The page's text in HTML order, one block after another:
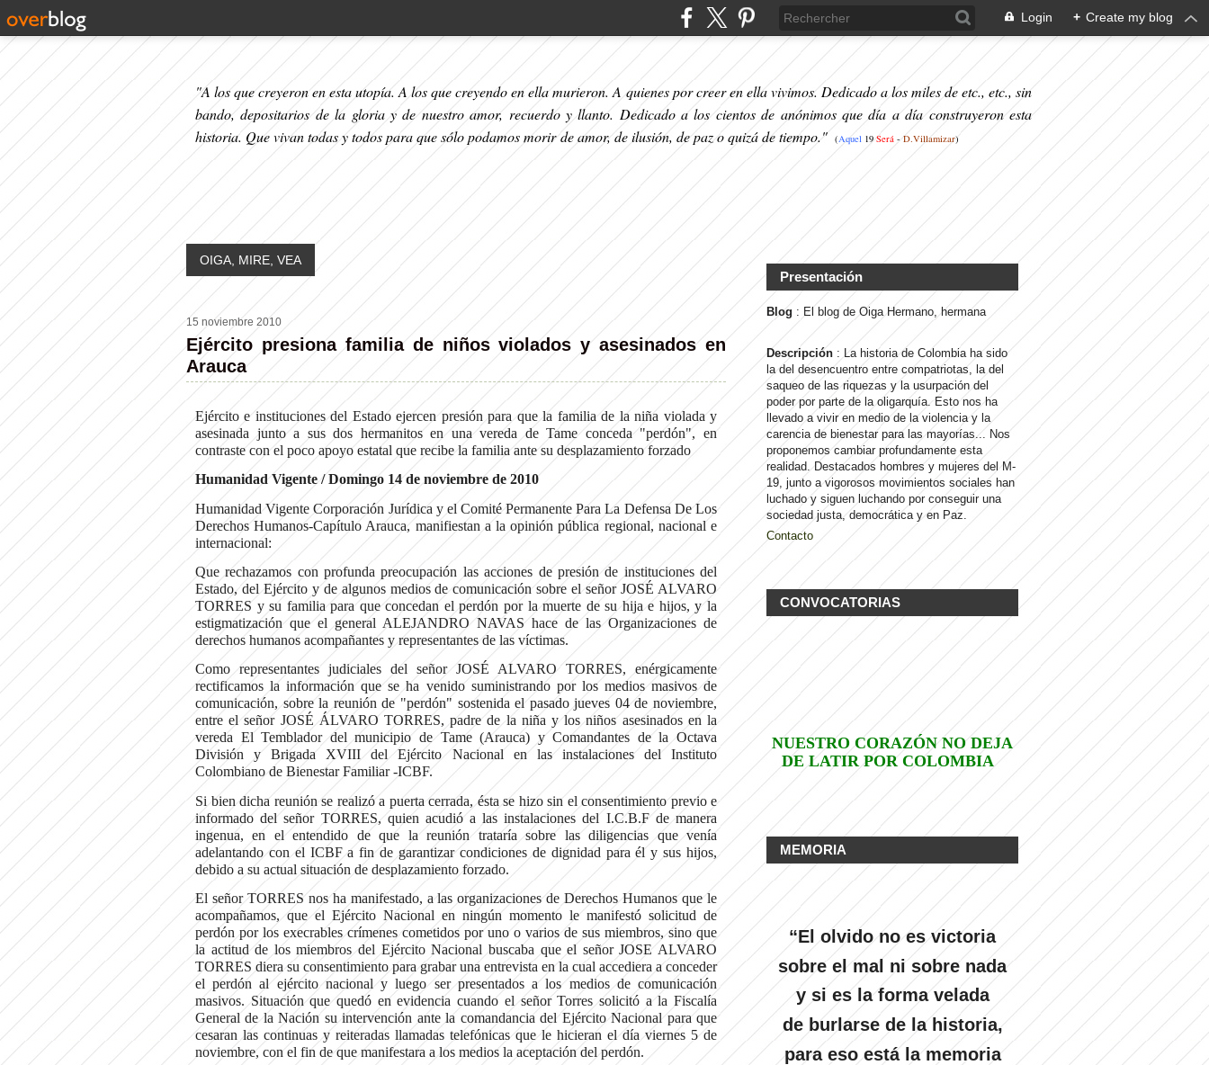
Login + Create my blog
"A los que creyeron en esta utopía. A los que creyendo en ella murieron. A quienes por creer en ella vivimos. Dedicado a los miles de etc., etc., sin
bando, depositarios de la gloria y de nuestro amor, recuerdo y llanto. Dedicado a los cientos de anónimos que día a día construyeron esta
historia. Que vivan todas y todos para que sólo podamos morir de amor, de ilusión, de paz o quizá de tiempo." (Aquel 19 Será - D.Villamizar)
OIGA, MIRE, VEA
15 noviembre 2010
Ejército presiona familia de niños violados y asesinados en
Arauca
Ejército e instituciones del Estado ejercen presión para que la familia de la niña violada y
asesinada junto a sus dos hermanitos en una vereda de Tame conceda "perdón", en
contraste con el poco apoyo estatal que recibe la familia ante su desplazamiento forzado
Humanidad Vigente / Domingo 14 de noviembre de 2010
Humanidad Vigente Corporación Jurídica y el Comité Permanente Para La Defensa De Los
Derechos Humanos-Capítulo Arauca, manifiestan a la opinión pública regional, nacional e
internacional:
Que rechazamos con profunda preocupación las acciones de presión de instituciones del
Estado, del Ejército y de algunos medios de comunicación sobre el señor JOSÉ ALVARO
TORRES y su familia para que concedan el perdón por la muerte de su hija e hijos, y la
estigmatización que el general ALEJANDRO NAVAS hace de las Organizaciones de
derechos humanos acompañantes y representantes de las víctimas.
Como representantes judiciales del señor JOSÉ ALVARO TORRES, enérgicamente
rectificamos la información que se ha venido suministrando por los medios masivos de
comunicación, sobre la reunión de "perdón" sostenida el pasado jueves 04 de noviembre,
entre el señor JOSÉ ÁLVARO TORRES, padre de la niña y los niños asesinados en la
vereda El Temblador del municipio de Tame (Arauca) y Comandantes de la Octava
División y Brigada XVIII del Ejército Nacional en las instalaciones del Instituto
Colombiano de Bienestar Familiar -ICBF.
Si bien dicha reunión se realizó a puerta cerrada, ésta se hizo sin el consentimiento previo e
informado del señor TORRES, quien acudió a las instalaciones del I.C.B.F de manera
ingenua, en el entendido de que la reunión trataría sobre las diligencias que venía
adelantando con el ICBF a fin de garantizar condiciones de dignidad para él y sus hijos,
debido a su actual situación de desplazamiento forzado.
El señor TORRES nos ha manifestado, a las organizaciones de Derechos Humanos que le
acompañamos, que el Ejército Nacional en ningún momento le manifestó solicitud de
perdón por los execrables crímenes cometidos por uno o varios de sus miembros, sino que
la actitud de los miembros del Ejército Nacional buscaba que el señor JOSE ALVARO
TORRES diera su consentimiento para grabar una entrevista en la cual accediera a conceder
el perdón al ejército nacional y luego ser presentados a los medios de comunicación
masivos. Situación que quedó en evidencia cuando el señor Torres solicitó a la Fiscalía
General de la Nación su intervención ante la comandancia del Ejército Nacional para que
cesaran las continuas y reiteradas llamadas telefónicas que le hicieran el día viernes 5 de
noviembre, con el fin de que manifestara a los medios la aceptación del perdón.
Presentación
Blog : El blog de Oiga Hermano, hermana
Descripción : La historia de Colombia ha sido
la del desencuentro entre compatriotas, la del
saqueo de las riquezas y la usurpación del
poder por parte de la oligarquía. Esto nos ha
llevado a vivir en medio de la violencia y la
carencia de bienestar para las mayorías... Nos
proponemos cambiar profundamente esta
realidad. Destacados hombres y mujeres del M-
19, junto a vigorosos movimientos sociales han
luchado y siguen luchando por conseguir una
sociedad justa, democrática y en Paz.
Contacto
CONVOCATORIAS
NUESTRO CORAZÓN NO DEJA
DE LATIR POR COLOMBIA
MEMORIA
“El olvido no es victoria
sobre el mal ni sobre nada
y si es la forma velada
de burlarse de la historia,
para eso está la memoria